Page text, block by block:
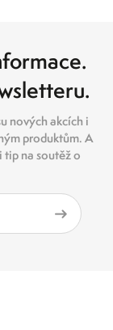
nových akcích i
produktům. A
tip na soutěž o